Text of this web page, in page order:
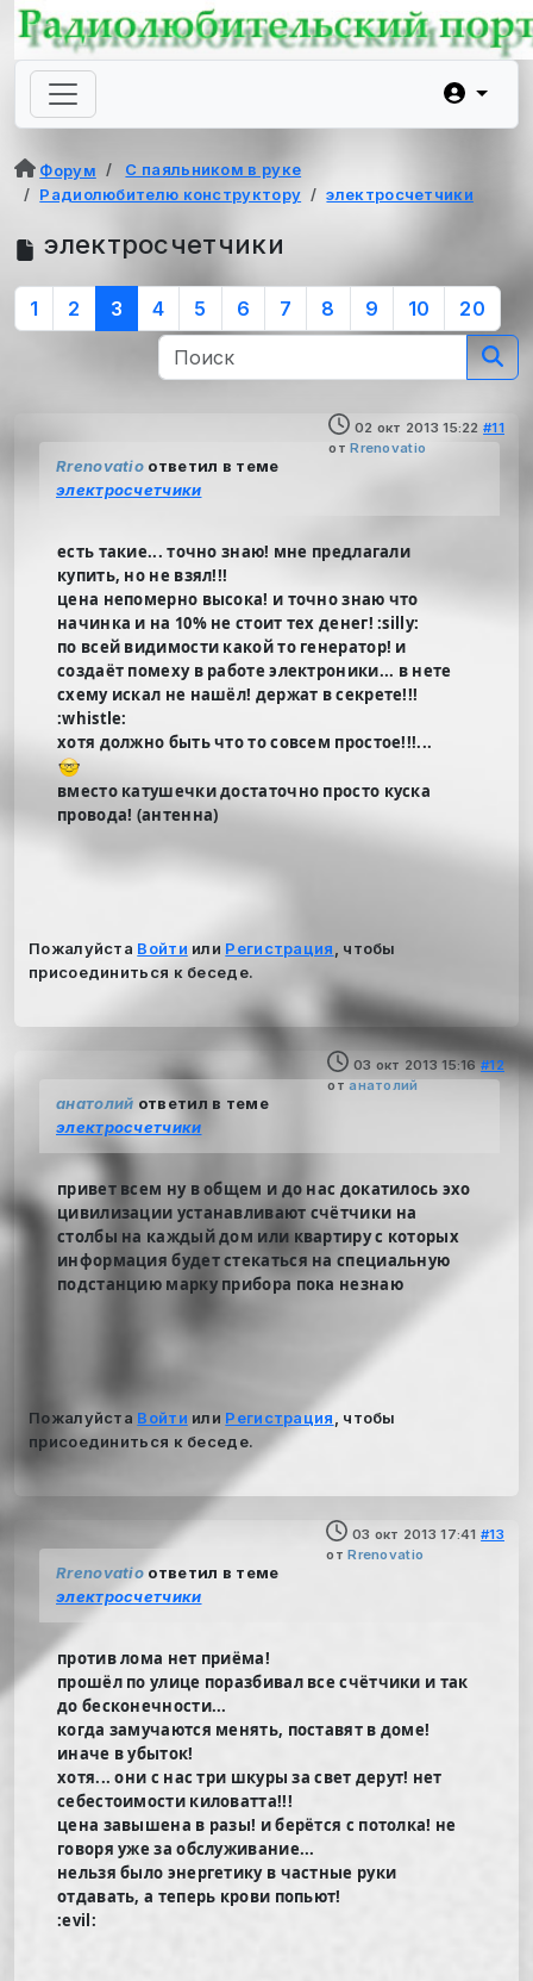
Форум
С паяльником в руке
Радиолюбителю конструктору
электросчетчики
электросчетчики
1 2 3 4 5 6 7 8 9 10 20
02 окт 2013 15:22 #11
отRrenovatio
Rrenovatio ответил в теме
электросчетчики
есть такие... точно знаю! мне предлагали
купить, но не взял!!!
цена непомерно высока! и точно знаю что
начинка и на 10% не стоит тех денег! :silly:
по всей видимости какой то генератор! и
создаёт помеху в работе электроники... в нете
схему искал не нашёл! держат в секрете!!!
:whistle:
хотя должно быть что то совсем простое!!!...
вместо катушечки достаточно просто куска
провода! (антенна)
Пожалуйста Войти или Регистрация
, чтобы
присоединиться к беседе.
03 окт 2013 15:16 #12
отанатолий
анатолий ответил в теме
электросчетчики
привет всем ну в общем и до нас докатилось эхо
цивилизации устанавливают счётчики на
столбы на каждый дом или квартиру с которых
информация будет стекаться на специальную
подстанцию марку прибора пока незнаю
Пожалуйста Войти или Регистрация
, чтобы
присоединиться к беседе.
03 окт 2013 17:41 #13
отRrenovatio
Rrenovatio ответил в теме
электросчетчики
против лома нет приёма!
прошёл по улице поразбивал все счётчики и так
до бесконечности...
когда замучаются менять, поставят в доме!
иначе в убыток!
хотя... они с нас три шкуры за свет дерут! нет
себестоимости киловатта!!!
цена завышена в разы! и берётся с потолка! не
говоря уже за обслуживание...
нельзя было энергетику в частные руки
отдавать, а теперь крови попьют!
:evil: